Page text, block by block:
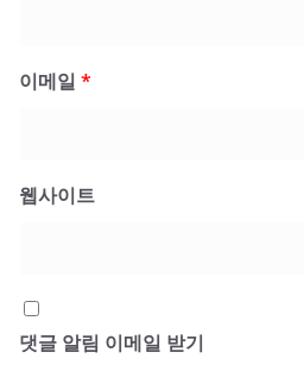
이메일 *
웹사이트
댓글 알림 이메일 받기